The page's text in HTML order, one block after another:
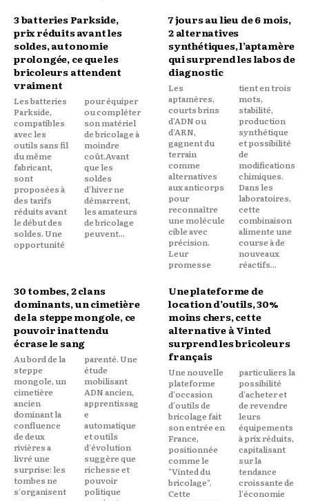
3 batteries Parkside,
prix réduits avant les
soldes, autonomie
prolongée, ce que les
bricoleurs attendent
vraiment
Les batteries
Parkside,
compatibles
avec les
outils sans fil
du même
fabricant,
sont
proposées à
des tarifs
réduits avant
le début des
soldes. Une
opportunité
pour équiper
ou compléter
son matériel
de bricolage à
moindre
coût.Avant
que les
soldes
d'hiver ne
démarrent,
les amateurs
de bricolage
peuvent...
7 jours au lieu de 6 mois,
2 alternatives
synthétiques, l’aptamère
qui surprend les labos de
diagnostic
Les
aptamères,
courts brins
d'ADN ou
d'ARN,
gagnent du
terrain
comme
alternatives
aux anticorps
pour
reconnaître
une molécule
cible avec
précision.
Leur
promesse
tient en trois
mots,
stabilité,
production
synthétique
et possibilité
de
modifications
chimiques.
Dans les
laboratoires,
cette
combinaison
alimente une
course à de
nouveaux
réactifs...
30 tombes, 2 clans
dominants, un cimetière
de la steppe mongole, ce
pouvoir inattendu
écrase le sang
Au bord de la
steppe
mongole, un
cimetière
ancien
dominant la
confluence
de deux
rivières a
livré une
surprise: les
tombes ne
s'organisent
parenté. Une
étude
mobilisant
ADN ancien,
apprentissag
e
automatique
et outils
d'évolution
suggère que
richesse et
pouvoir
politique
Une plateforme de
location d’outils, 30%
moins chers, cette
alternative à Vinted
surprend les bricoleurs
français
Une nouvelle
plateforme
d'occasion
d'outils de
bricolage fait
son entrée en
France,
positionnée
comme le
"Vinted du
bricolage".
Cette
particuliers la
possibilité
d'acheter et
de revendre
leurs
équipements
à prix réduits,
capitalisant
sur la
tendance
croissante de
l'économie